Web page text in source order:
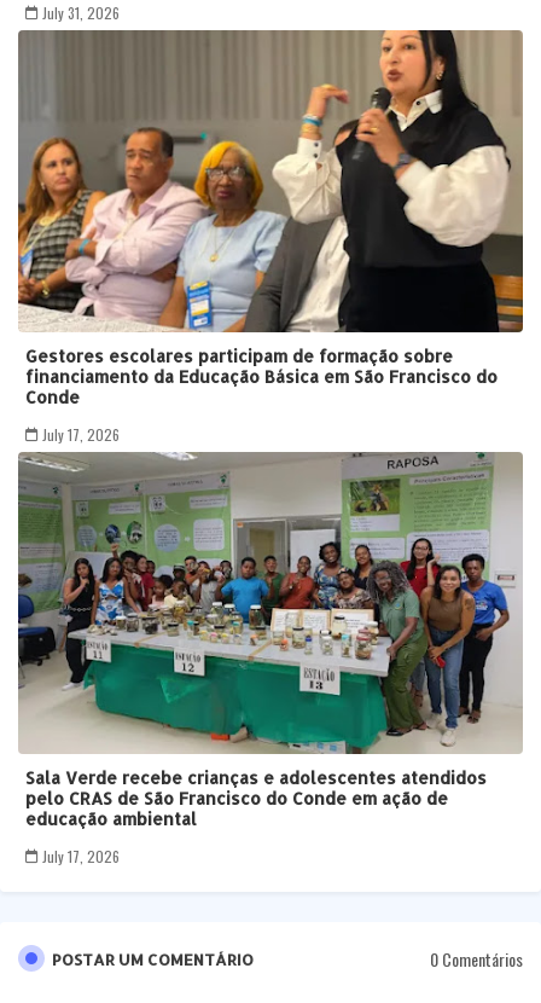
July 31, 2026
Gestores escolares participam de formação sobre
financiamento da Educação Básica em São Francisco do
Conde
July 17, 2026
Sala Verde recebe crianças e adolescentes atendidos
pelo CRAS de São Francisco do Conde em ação de
educação ambiental
July 17, 2026
POSTAR UM COMENTÁRIO 0 Comentários